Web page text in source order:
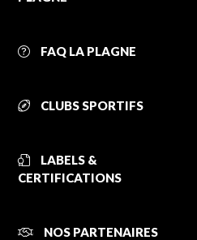
FAQ LA PLAGNE
CLUBS SPORTIFS
LABELS &
CERTIFICATIONS
NOS PARTENAIRES